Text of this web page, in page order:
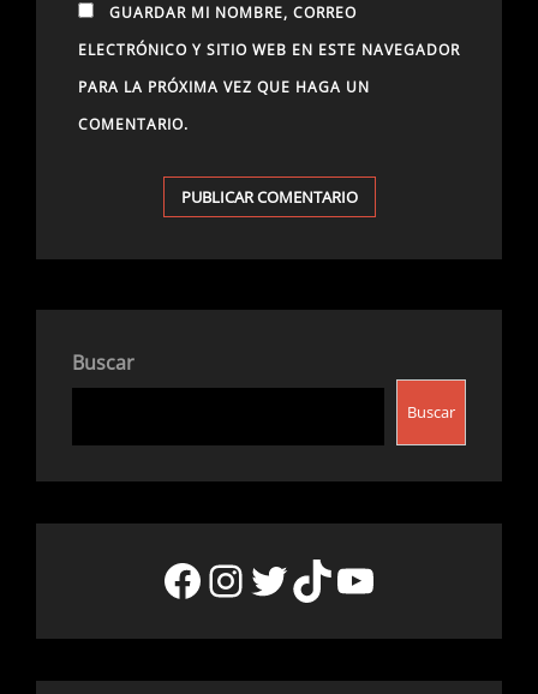
GUARDAR MI NOMBRE, CORREO
ELECTRÓNICO Y SITIO WEB EN ESTE NAVEGADOR
PARA LA PRÓXIMA VEZ QUE HAGA UN
COMENTARIO.
Buscar
Buscar
Facebook
Instagram
Twitter
TikTok
YouTube